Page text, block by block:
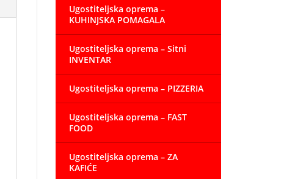
Ugostiteljska oprema –
KUHINJSKA POMAGALA
Ugostiteljska oprema – Sitni
INVENTAR
Ugostiteljska oprema – PIZZERIA
Ugostiteljska oprema – FAST
FOOD
Ugostiteljska oprema – ZA
KAFIĆE